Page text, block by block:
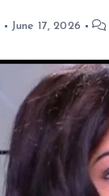
June 17, 2026